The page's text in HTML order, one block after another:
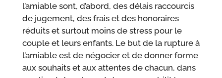
l’amiable sont, d’abord, des délais raccourcis
de jugement, des frais et des honoraires
réduits et surtout moins de stress pour le
couple et leurs enfants. Le but de la rupture à
l’amiable est de négocier et de donner forme
aux souhaits et aux attentes de chacun, dans